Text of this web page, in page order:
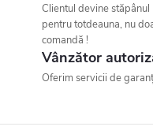
Clientul devine stăpânul
pentru totdeauna, nu
comandă !
Vânzător
Oferim servicii de